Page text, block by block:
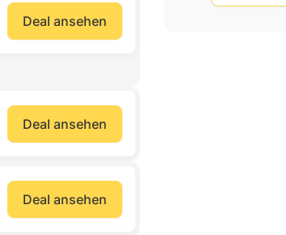
Deal ansehen
Deal ansehen
Deal ansehen